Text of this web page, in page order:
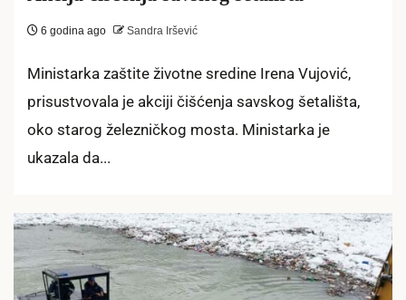
6 godina ago Sandra Iršević
Ministarka zaštite životne sredine Irena Vujović,
prisustvovala je akciji čišćenja savskog šetališta,
oko starog železničkog mosta. Ministarka je
ukazala da...